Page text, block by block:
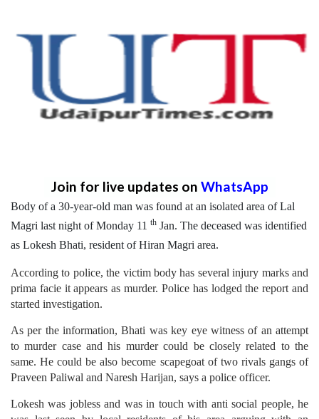
Join for live updates on WhatsApp
Body of a 30-year-old man was found at an isolated area of Lal
Magri last night of Monday 11 th Jan. The deceased was identified
as Lokesh Bhati, resident of Hiran Magri area.
According to police, the victim body has several injury marks and
prima facie it appears as murder. Police has lodged the report and
started investigation.
As per the information, Bhati was key eye witness of an attempt
to murder case and his murder could be closely related to the
same. He could be also become scapegoat of two rivals gangs of
Praveen Paliwal and Naresh Harijan, says a police officer.
Lokesh was jobless and was in touch with anti social people, he